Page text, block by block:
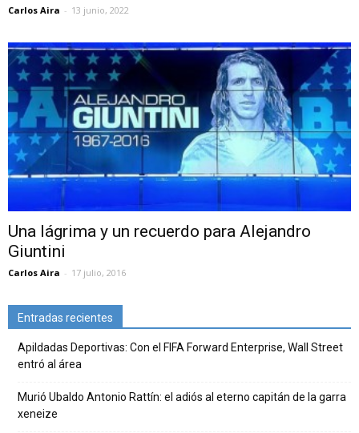
Carlos Aira - 13 junio, 2022
Una lágrima y un recuerdo para Alejandro
Giuntini
Carlos Aira - 17 julio, 2016
Entradas recientes
Apildadas Deportivas: Con el FIFA Forward Enterprise, Wall Street
entró al área
Murió Ubaldo Antonio Rattín: el adiós al eterno capitán de la garra
xeneize